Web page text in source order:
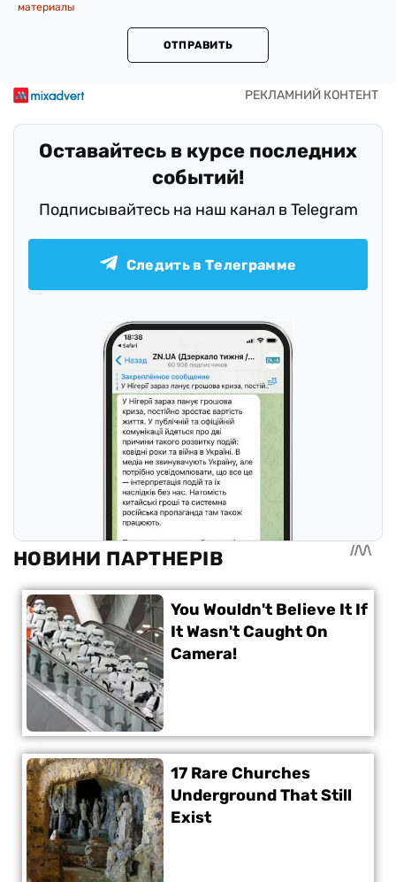
материалы
ОТПРАВИТЬ
Оставайтесь в курсе последних
событий!
Подписывайтесь на наш канал в Telegram
Следить в Телеграмме